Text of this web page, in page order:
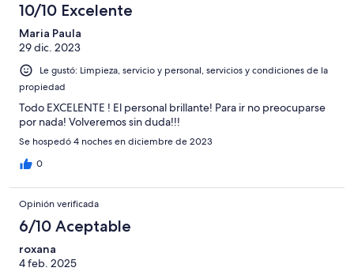
10/10 Excelente
Maria Paula
29 dic. 2023
Le gustó: Limpieza, servicio y personal, servicios y condiciones de la
propiedad
Todo EXCELENTE ! El personal brillante! Para ir no preocuparse
por nada! Volveremos sin duda!!!
Se hospedó 4 noches en diciembre de 2023
0
Opinión verificada
6/10 Aceptable
roxana
4 feb. 2025